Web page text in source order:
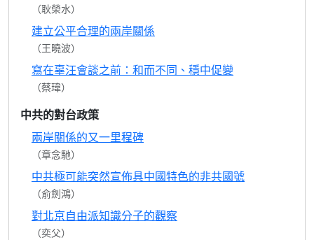
（耿榮水）
建立公平合理的兩岸關係
（王曉波）
寫在辜汪會談之前：和而不同、穩中促變
（蔡瑋）
中共的對台政策
兩岸關係的又一里程碑
（章念馳）
中共極可能突然宣佈具中國特色的非共國號
（俞劍鴻）
對北京自由派知識分子的觀察
（奕父）